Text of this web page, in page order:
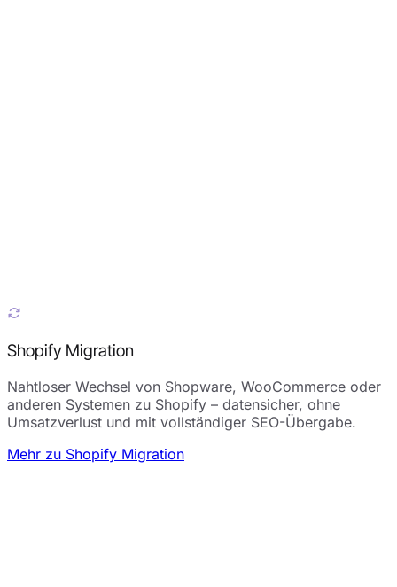
Shopify Migration
Nahtloser Wechsel von Shopware, WooCommerce oder
anderen Systemen zu Shopify – datensicher, ohne
Umsatzverlust und mit vollständiger SEO-Übergabe.
Mehr zu Shopify Migration